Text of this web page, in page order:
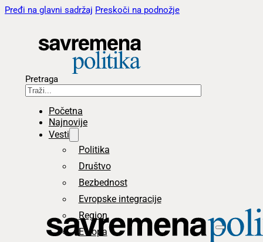
Pređi na glavni sadržaj Preskoči na podnožje
Pretraga
Početna
Najnovije
Vesti
Politika
Društvo
Bezbednost
Evropske integracije
Region
Evropa